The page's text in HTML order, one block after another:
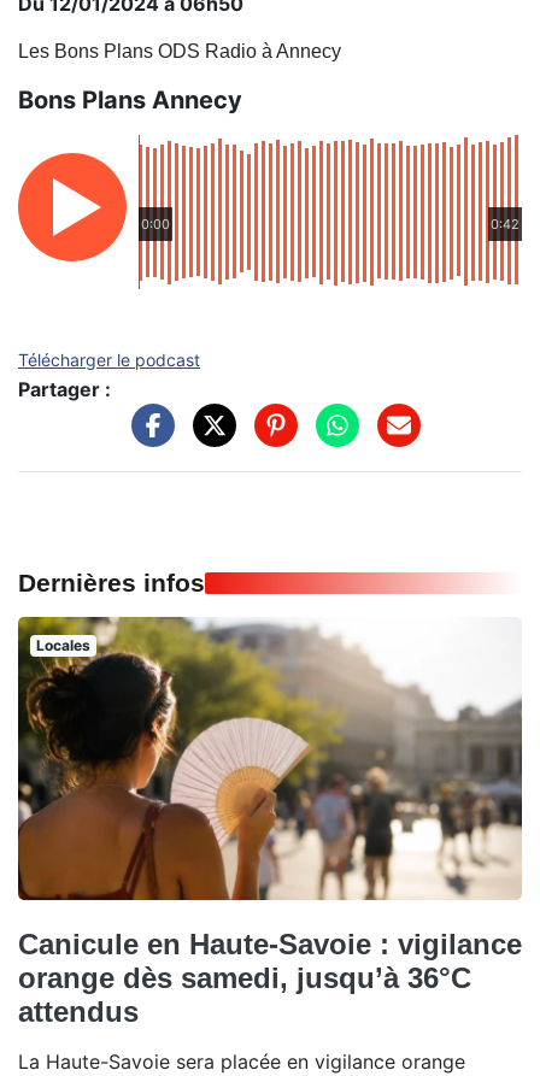
Les Bons Plans ODS Radio à Annecy
Bons Plans Annecy
0:00 0:42
Télécharger le podcast
Partager :
Dernières infos
Locales
Canicule en Haute-Savoie : vigilance
orange dès samedi, jusqu’à 36°C
attendus
La Haute-Savoie sera placée en vigilance orange